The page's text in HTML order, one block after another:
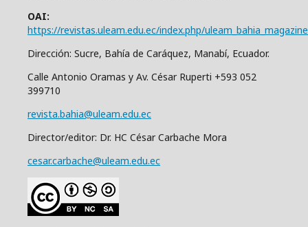
OAI:
https://revistas.uleam.edu.ec/index.php/
Dirección: Sucre, Bahía de Caráquez, Manabí, Ecuador.
Calle Antonio Oramas y Av. César Ruperti +593 052
399710
revista.bahia@uleam.edu.ec
Director/editor: Dr. HC César Carbache Mora
cesar.carbache@uleam.edu.ec